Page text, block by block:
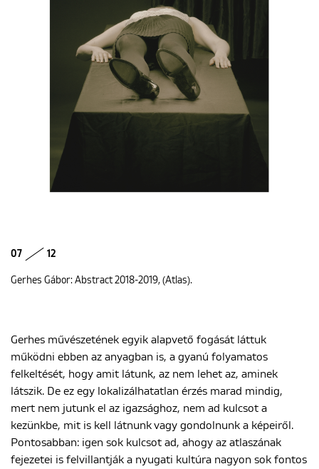
07 12
Gerhes Gábor: Abstract 2018-2019, (Atlas).
Gerhes művészetének egyik alapvető fogását láttuk
működni ebben az anyagban is, a gyanú folyamatos
felkeltését, hogy amit látunk, az nem lehet az, aminek
látszik. De ez egy lokalizálhatatlan érzés marad mindig,
mert nem jutunk el az igazsághoz, nem ad kulcsot a
kezünkbe, mit is kell látnunk vagy gondolnunk a képeiről.
Pontosabban: igen sok kulcsot ad, ahogy az atlaszának
fejezetei is felvillantják a nyugati kultúra nagyon sok fontos